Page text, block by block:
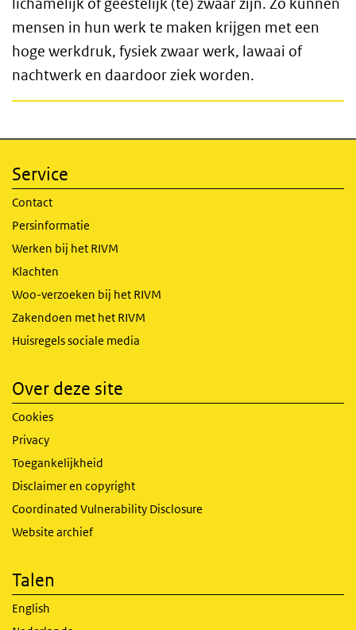
mensen in hun werk te maken krijgen met een
hoge werkdruk, fysiek zwaar werk, lawaai of
nachtwerk en daardoor ziek worden.
Service
Contact
Persinformatie
Werken bij het RIVM
Klachten
Woo-verzoeken bij het RIVM
Zakendoen met het RIVM
Huisregels sociale media
Over deze site
Cookies
Privacy
Toegankelijkheid
Disclaimer en copyright
Coordinated Vulnerability Disclosure
Website archief
Talen
English